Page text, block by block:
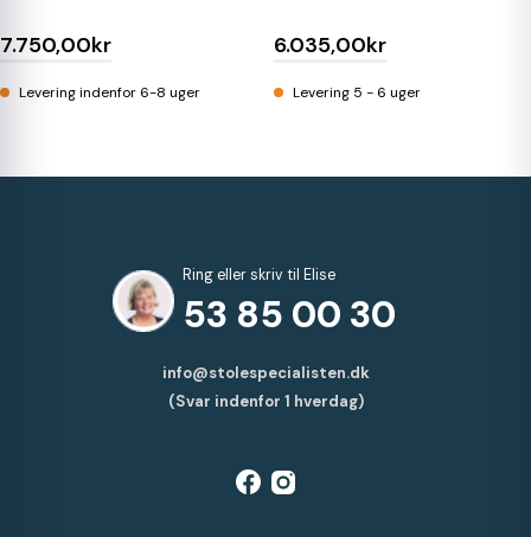
7.750,00kr
Levering indenfor 6-8 uger
6.035,00kr
Levering 5 - 6 uger
Ring eller skriv til Elise
53 85 00 30
info@stolespecialisten.dk
(Svar indenfor 1 hverdag)